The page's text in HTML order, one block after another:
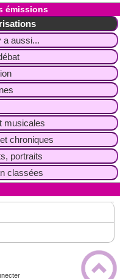
émissions
a aussi...
musicales
chroniques
portraits
classées